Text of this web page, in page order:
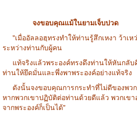
จงขอบคุณแม้ในยามเจ็บปวด
"เมื่ออัลลอฮฺทรงทำให้ท่านรู้สึกเหงา ว้าเห
ระหว่างท่านกับผู้คน
แท้จริงแล้วพระองค์ทรงดึงท่านให้หันกลั
ท่านให้ยึดมั่นและพึ่งพาพระองค์อย่างแท้จริง
ดังนั้นจงขอบคุณการกระทำที่ไม่ดีของพวก
หากพวกเขาปฏิบัติต่อท่านด้วยดีแล้ว พวกเขา
จากพระองค์ก็เป็นได้"